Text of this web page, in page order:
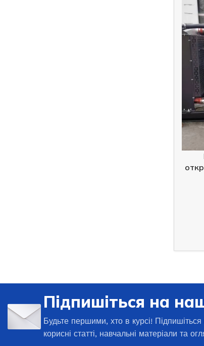
Підпишіться на
Будьте першими, хто в курсі!
корисні статті, навчальні матеріали та